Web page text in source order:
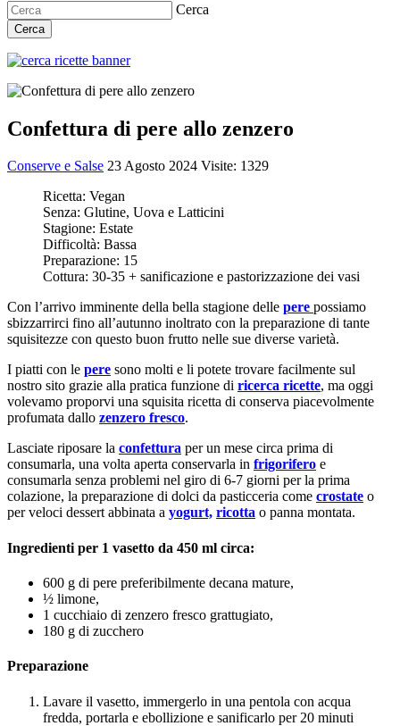
Cerca
Cerca
Confettura di pere allo zenzero
Conserve e Salse 23 Agosto 2024 Visite: 1329
Ricetta: Vegan
Senza: Glutine, Uova e Latticini
Stagione: Estate
Difficoltà: Bassa
Preparazione: 15
Cottura: 30-35 + sanificazione e pastorizzazione dei vasi
Con l’arrivo imminente della bella stagione delle pere possiamo
sbizzarrirci fino all’autunno inoltrato con la preparazione di tante
squisitezze con questo buon frutto nelle sue diverse varietà.
I piatti con le pere sono molti e li potete trovare facilmente sul
nostro sito grazie alla pratica funzione di ricerca ricette, ma oggi
volevamo proporvi una squisita ricetta di conserva piacevolmente
profumata dallo zenzero fresco.
Lasciate riposare la confettura per un mese circa prima di
consumarla, una volta aperta conservarla in frigorifero e
consumarla senza problemi nel giro di 6-7 giorni per la prima
colazione, la preparazione di dolci da pasticceria come crostate o
per veloci dessert abbinata a yogurt, ricotta o panna montata.
Ingredienti per 1 vasetto da 450 ml circa:
600 g di pere preferibilmente decana mature,
½ limone,
1 cucchiaio di zenzero fresco grattugiato,
180 g di zucchero
Preparazione
Lavare il vasetto, immergerlo in una pentola con acqua
fredda, portarla e ebollizione e sanificarlo per 20 minuti